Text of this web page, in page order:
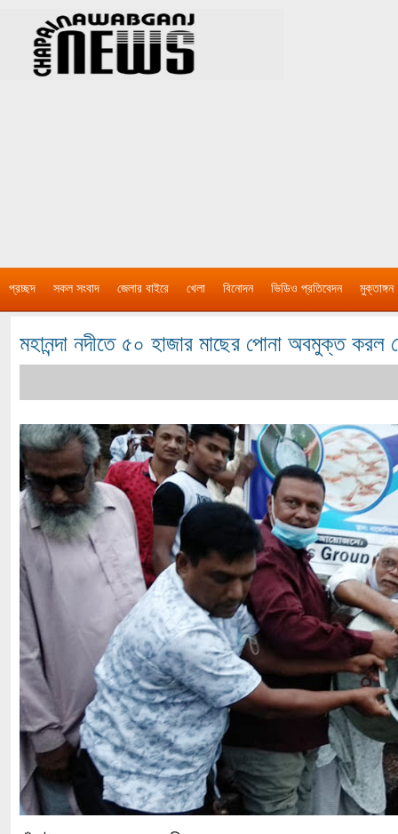
প্রচ্ছদ সকল সংবাদ জেলার বাইরে খেলা বিনোদন ভিডিও প্রতিবেদন মুক্তাঙ্গন
মহানন্দা নদীতে ৫০ হাজার মাছের পোনা অবমুক্ত